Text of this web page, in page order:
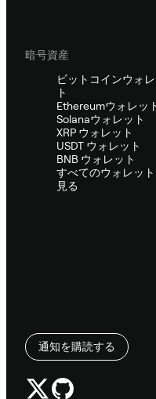
暗号資産
ビットコインウォレ
ト
Ethereumウォレッ
Solanaウォレット
XRP ウォレット
USDT ウォレット
BNB ウォレット
すべてのウォレッ
見る
通知を購読する